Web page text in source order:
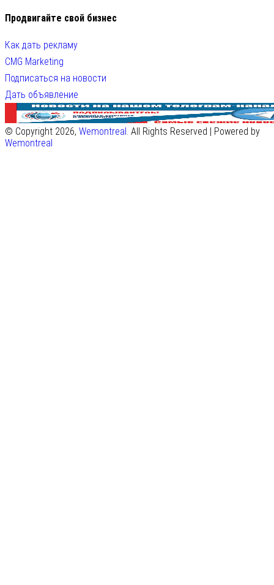
Продвигайте свой бизнес
Как дать рекламу
CMG Marketing
Подписаться на новости
Дать объявление
© Copyright 2026, Wemontreal. All Rights Reserved | Powered by
Wemontreal